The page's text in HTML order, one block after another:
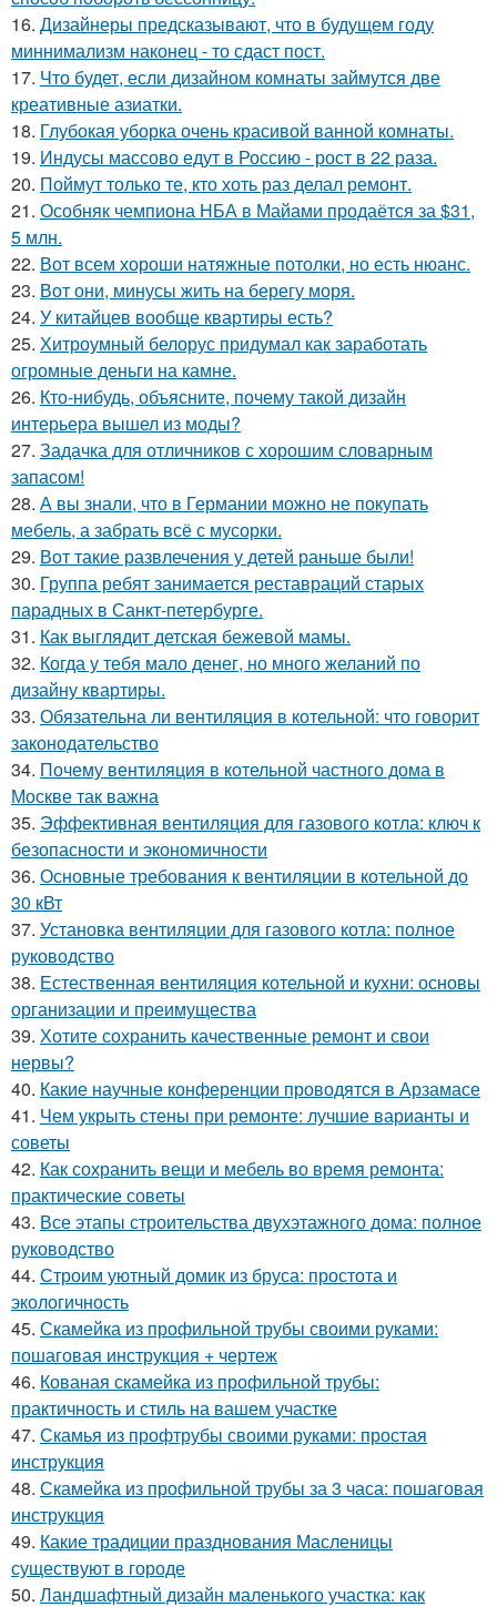
16. Дизайнеры предсказывают, что в будущем году
миннимализм наконец - то сдаст пост.
17. Что будет, если дизайном комнаты займутся две
креативные азиатки.
18. Глубокая уборка очень красивой ванной комнаты.
19. Индусы массово едут в Россию - рост в 22 раза.
20. Поймут только те, кто хоть раз делал ремонт.
21. Особняк чемпиона НБА в Майами продаётся за $31,
5 млн.
22. Вот всем хороши натяжные потолки, но есть нюанс.
23. Вот они, минусы жить на берегу моря.
24. У китайцев вообще квартиры есть?
25. Хитроумный белорус придумал как заработать
огромные деньги на камне.
26. Кто-нибудь, объясните, почему такой дизайн
интерьера вышел из моды?
27. Задачка для отличников с хорошим словарным
запасом!
28. А вы знали, что в Германии можно не покупать
мебель, а забрать всё с мусорки.
29. Вот такие развлечения у детей раньше были!
30. Группа ребят занимается реставраций старых
парадных в Санкт-петербурге.
31. Как выглядит детская бежевой мамы.
32. Когда у тебя мало денег, но много желаний по
дизайну квартиры.
33. Обязательна ли вентиляция в котельной: что говорит
законодательство
34. Почему вентиляция в котельной частного дома в
Москве так важна
35. Эффективная вентиляция для газового котла: ключ к
безопасности и экономичности
36. Основные требования к вентиляции в котельной до
30 кВт
37. Установка вентиляции для газового котла: полное
руководство
38. Естественная вентиляция котельной и кухни: основы
организации и преимущества
39. Хотите сохранить качественные ремонт и свои
нервы?
40. Какие научные конференции проводятся в Арзамасе
41. Чем укрыть стены при ремонте: лучшие варианты и
советы
42. Как сохранить вещи и мебель во время ремонта:
практические советы
43. Все этапы строительства двухэтажного дома: полное
руководство
44. Строим уютный домик из бруса: простота и
экологичность
45. Скамейка из профильной трубы своими руками:
пошаговая инструкция + чертеж
46. Кованая скамейка из профильной трубы:
практичность и стиль на вашем участке
47. Скамья из профтрубы своими руками: простая
инструкция
48. Скамейка из профильной трубы за 3 часа: пошаговая
инструкция
49. Какие традиции празднования Масленицы
существуют в городе
50. Ландшафтный дизайн маленького участка: как